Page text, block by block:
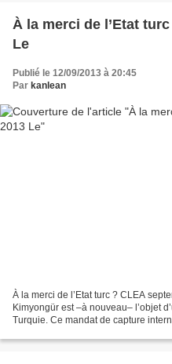
À la merci de l’Etat
Le
Publié le 12/09/2013 à 20:45
Par kanlean
À la merci de l’Etat turc ? CLEA
Kimyongür est –à nouveau– l’objet
Turquie. Ce mandat de capture